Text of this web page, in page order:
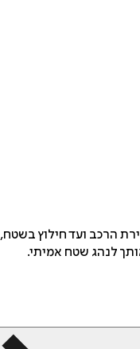
הרכב ועד חילוץ בשטח,
לנהג שטח אמיתי.